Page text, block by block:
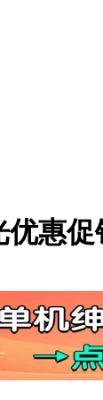
惠